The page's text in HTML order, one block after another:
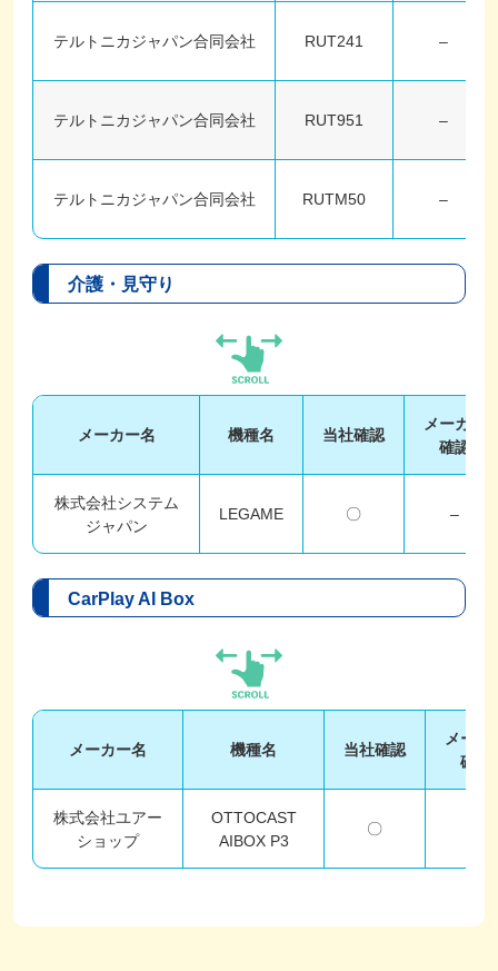
テルトニカジャパン合同会社 RUT241 –
テルトニカジャパン合同会社 RUT951 –
テルトニカジャパン合同会社 RUTM50 –
介護・見守り
メーカー名 機種名 当社確認
メーカー
確認
株式会社システム
ジャパン
LEGAME 〇 –
CarPlay AI Box
メーカー名 機種名 当社確認
メーカ
確認
株式会社ユアー
ショップ
OTTOCAST
AIBOX P3
〇